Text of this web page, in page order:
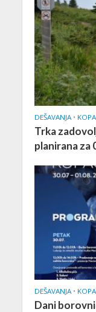
DEŠAVANJA •
Trka
planirana za
DEŠAVANJA •
Dani